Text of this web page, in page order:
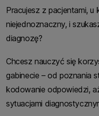
Pracujesz z pacjentami,
niejednoznaczny, i
diagnozę?
Chcesz nauczyć się
gabinecie – od poznania
kodowanie odpowiedzi,
sytuacjami